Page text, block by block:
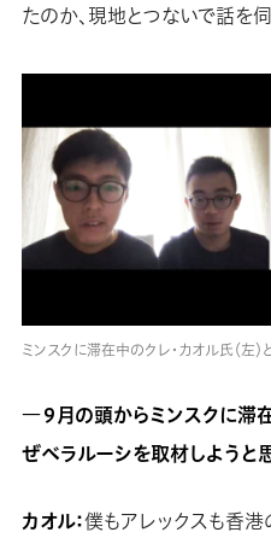
たのか、現地とつないで話を伺
ミンスクに滞在中のクレ・カオル氏（左）
―９月の頭からミンスクに滞
ぜベラルーシを取材しようと
カオル：僕もアレックスも香港